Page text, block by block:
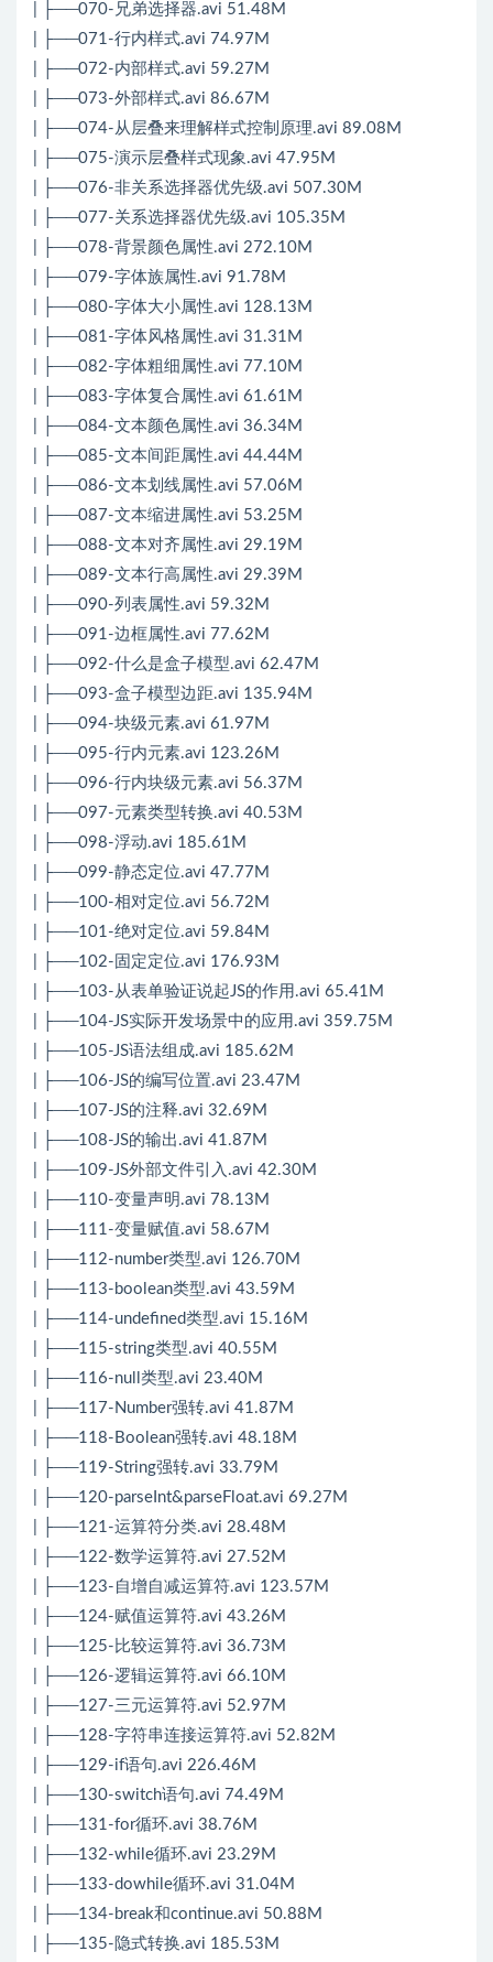
| ├──070-兄弟选择器.avi 51.48M
| ├──071-行内样式.avi 74.97M
| ├──072-内部样式.avi 59.27M
| ├──073-外部样式.avi 86.67M
| ├──074-从层叠来理解样式控制原理.avi 89.08M
| ├──075-演示层叠样式现象.avi 47.95M
| ├──076-非关系选择器优先级.avi 507.30M
| ├──077-关系选择器优先级.avi 105.35M
| ├──078-背景颜色属性.avi 272.10M
| ├──079-字体族属性.avi 91.78M
| ├──080-字体大小属性.avi 128.13M
| ├──081-字体风格属性.avi 31.31M
| ├──082-字体粗细属性.avi 77.10M
| ├──083-字体复合属性.avi 61.61M
| ├──084-文本颜色属性.avi 36.34M
| ├──085-文本间距属性.avi 44.44M
| ├──086-文本划线属性.avi 57.06M
| ├──087-文本缩进属性.avi 53.25M
| ├──088-文本对齐属性.avi 29.19M
| ├──089-文本行高属性.avi 29.39M
| ├──090-列表属性.avi 59.32M
| ├──091-边框属性.avi 77.62M
| ├──092-什么是盒子模型.avi 62.47M
| ├──093-盒子模型边距.avi 135.94M
| ├──094-块级元素.avi 61.97M
| ├──095-行内元素.avi 123.26M
| ├──096-行内块级元素.avi 56.37M
| ├──097-元素类型转换.avi 40.53M
| ├──098-浮动.avi 185.61M
| ├──099-静态定位.avi 47.77M
| ├──100-相对定位.avi 56.72M
| ├──101-绝对定位.avi 59.84M
| ├──102-固定定位.avi 176.93M
| ├──103-从表单验证说起JS的作用.avi 65.41M
| ├──104-JS实际开发场景中的应用.avi 359.75M
| ├──105-JS语法组成.avi 185.62M
| ├──106-JS的编写位置.avi 23.47M
| ├──107-JS的注释.avi 32.69M
| ├──108-JS的输出.avi 41.87M
| ├──109-JS外部文件引入.avi 42.30M
| ├──110-变量声明.avi 78.13M
| ├──111-变量赋值.avi 58.67M
| ├──112-number类型.avi 126.70M
| ├──113-boolean类型.avi 43.59M
| ├──114-undefined类型.avi 15.16M
| ├──115-string类型.avi 40.55M
| ├──116-null类型.avi 23.40M
| ├──117-Number强转.avi 41.87M
| ├──118-Boolean强转.avi 48.18M
| ├──119-String强转.avi 33.79M
| ├──120-parseInt&parseFloat.avi 69.27M
| ├──121-运算符分类.avi 28.48M
| ├──122-数学运算符.avi 27.52M
| ├──123-自增自减运算符.avi 123.57M
| ├──124-赋值运算符.avi 43.26M
| ├──125-比较运算符.avi 36.73M
| ├──126-逻辑运算符.avi 66.10M
| ├──127-三元运算符.avi 52.97M
| ├──128-字符串连接运算符.avi 52.82M
| ├──129-if语句.avi 226.46M
| ├──130-switch语句.avi 74.49M
| ├──131-for循环.avi 38.76M
| ├──132-while循环.avi 23.29M
| ├──133-dowhile循环.avi 31.04M
| ├──134-break和continue.avi 50.88M
| ├──135-隐式转换.avi 185.53M